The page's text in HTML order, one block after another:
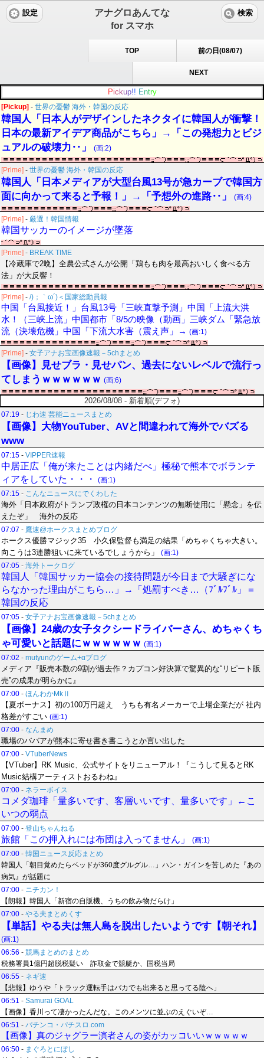
アナグロあんてな
for スマホ
設定 検索
TOP 前の日(08/07)
NEXT
Pic kup!! Entry
[Pickup] - 世界の憂鬱 海外・韓国の反応
韓国人「日本人がデザインしたネクタイに韓国人が衝撃！
日本の最新アイデア商品がこちら」→「この発想力とビジ
ュアルの破壊力‥」
(画:2)
[Prime] - 世界の憂鬱 海外・韓国の反応
韓国人「日本メディアが大型台風13号が急カーブで韓国方
面に向かって来ると予報！」→「予想外の進路‥」
(画:4)
[Prime] - 厳選！韓国情報
韓国サッカーのイメージが墜落
[Prime] - BREAK TIME
【冷蔵庫で2晩】全農公式さんが公開「鶏もも肉を最高おいしく食べる方
法」が大反響！
[Prime] - /)；｀ω´)＜国家総動員報
中国「台風接近！」台風13号「三峡直撃予測」中国「上流大洪
水！（三峡上流」中国都市「8/5の映像（動画」三峡ダム「緊急放
流（決壊危機」中国「下流大水害（震え声」→ (画:1)
[Prime] - 女子アナお宝画像速報－5chまとめ
【画像】見せブラ・見せパン、過去にないレベルで流行っ
てしまうｗｗｗｗｗｗ (画:6)
2026/08/08 - 新着順(デフォ)
07:19 - じわ速 芸能ニュースまとめ
【画像】大物YouTuber、AVと間違われて海外でバズる
www
07:15 - VIPPER速報
中居正広「俺が来たことは内緒だべ」極秘で熊本でボランテ
ィアをしていた・・・
(画:1)
07:15 - こんなニュースにでくわした
海外「日本政府がトランプ政権の日本コンテンツの無断使用に「懸念」を伝
えたぞ」 海外の反応
07:07 - 鷹速@ホークスまとめブログ
ホークス優勝マジック35 小久保監督も満足の結果「めちゃくちゃ大きい。
向こうは3連勝狙いに来ているでしょうから」
(画:1)
07:05 - 海外トークログ
韓国人「韓国サッカー協会の接待問題が今日まで大騒ぎにな
らなかった理由がこちら…」→「処罰すべき…（ﾌﾞﾙﾌﾞﾙ」＝
韓国の反応
07:05 - 女子アナお宝画像速報－5chまとめ
【画像】24歳の女子タクシードライバーさん、めちゃくち
ゃ可愛いと話題にｗｗｗｗｗｗ (画:1)
07:02 - mutyunのゲーム+αブログ
メディア『販売本数の9割が過去作？カプコン好決算で驚異的な“リピート販
売”の成果が明らかに』
07:00 - ほんわかMkⅡ
【夏ボーナス】初の100万円超え うちも有名メーカーで上場企業だが 社内
格差がすごい (画:1)
07:00 - なんまめ
職場のババアが熊本に寄せ書き書こうとか言い出した
07:00 - VTuberNews
【VTuber】RK Music、公式サイトをリニューアル！『こうして見るとRK
Music結構アーティストおるわね』
07:00 - ネラーボイス
コメダ珈琲「量多いです、客層いいです、量多いです」←こ
いつの弱点
07:00 - 登山ちゃんねる
旅館「この押入れには布団は入ってません」
(画:1)
07:00 - 韓国ニュース反応まとめ
韓国人「朝目覚めたらベッドが360度グルグル…」ハン・ガインを苦しめた『あの
病気』が話題に
07:00 - ニチカン！
【朗報】韓国人「新宿の自販機、うちの飲み物だらけ」
07:00 - やる夫まとめくす
【単話】やる夫は無人島を脱出したいようです【朝それ】
(画:1)
06:56 - 競馬まとめのまとめ
税務署員1億円超脱税疑い 詐取金で競艇か、国税当局
06:55 - ネギ速
【悲報】ゆうや「トラック運転手はバカでも出来ると思ってる陰へ」
06:51 - Samurai GOAL
【画像】香川って凄かったんだな。このメンツに並ぶのえぐいぞ…
06:51 - パチンコ・パチスロ.com
【画像】真のジャグラー演者さんの姿がカッコいいｗｗｗｗｗ
06:50 - まぐろとにぼし